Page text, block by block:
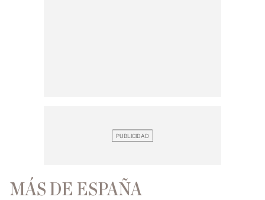
MÁS DE ESPAÑA